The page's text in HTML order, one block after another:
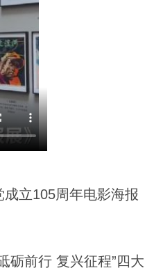
立105周年电影海报
砺前行 复兴征程”四大